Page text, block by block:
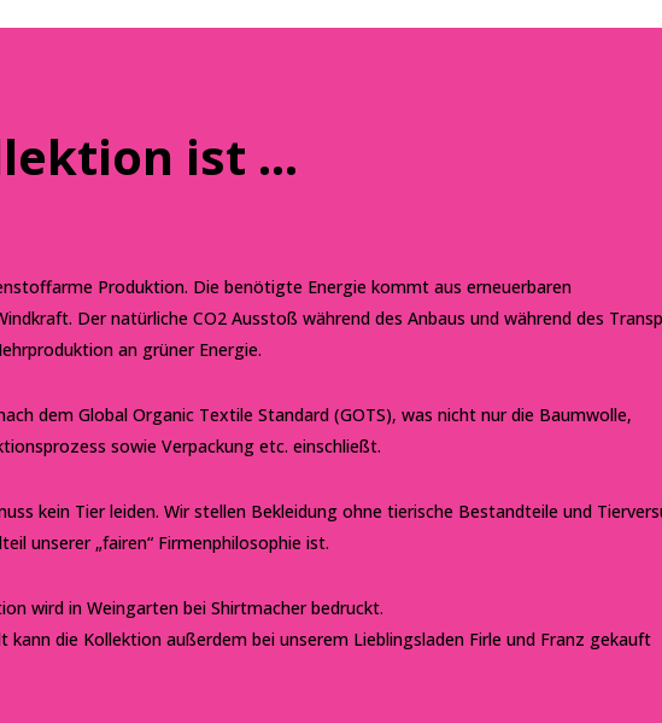
ist …
Produktion. Die benötigte Energie kommt aus erneuerbaren
Der natürliche CO2 Ausstoß während des Anbaus und während des
an grüner Energie.
dem Global Organic Textile Standard (GOTS), was nicht nur die Baumwolle,
sowie Verpackung etc. einschließt.
kein Tier leiden. Wir stellen Bekleidung ohne tierische Bestandteile und
unserer „fairen“ Firmenphilosophie ist.
wird in Weingarten beiShirtmacherbedruckt.
kann die Kollektion außerdem bei unserem Lieblingsladen Firle und Franz gekauft